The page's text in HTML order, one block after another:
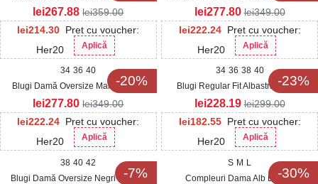
lei214.30 Pret cu voucher:
Her20
Aplică
lei267.88 lei359.00
lei222.24 Pret cu voucher:
Her20
Aplică
lei277.80 lei349.00
-20%
34 36 40
Blugi Damă Oversize Maro Beatris
lei222.24 Pret cu voucher:
Her20
Aplică
lei277.80 lei349.00
-23%
34 36 38 40
Blugi Regular Fit Albastri Weslyn
lei182.55 Pret cu voucher:
Her20
Aplică
lei228.19 lei299.00
-7%
38 40 42
Blugi Damă Oversize Negri Doryne
-30%
S M L
Compleuri Dama Alb Erykah